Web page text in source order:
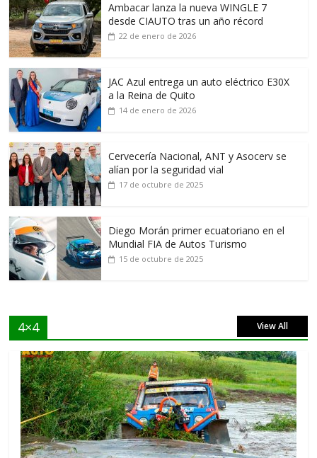
Ambacar lanza la nueva WINGLE 7
desde CIAUTO tras un año récord
22 de enero de 2026
JAC Azul entrega un auto eléctrico E30X
a la Reina de Quito
14 de enero de 2026
Cervecería Nacional, ANT y Asocerv se
alían por la seguridad vial
17 de octubre de 2025
Diego Morán primer ecuatoriano en el
Mundial FIA de Autos Turismo
15 de octubre de 2025
4×4 View All